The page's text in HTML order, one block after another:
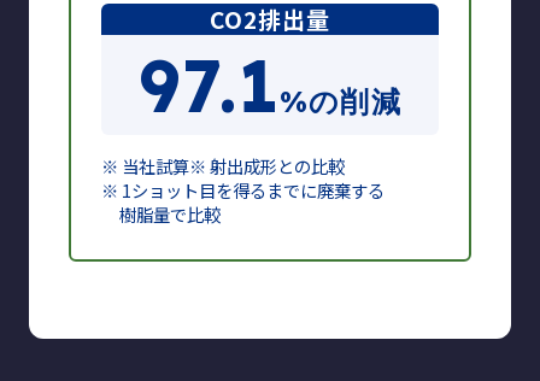
CO2排出量
97.1%の削減
※ 当社試算※ 射出成形との比較
※ 1ショット目を得るまでに廃棄する
樹脂量で比較